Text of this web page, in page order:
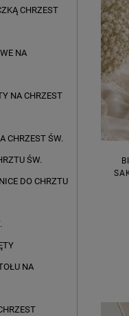
CHRZEST
NA
NA CHRZEST
CHRZEST ŚW.
ŚW.
DO CHRZTU
NA